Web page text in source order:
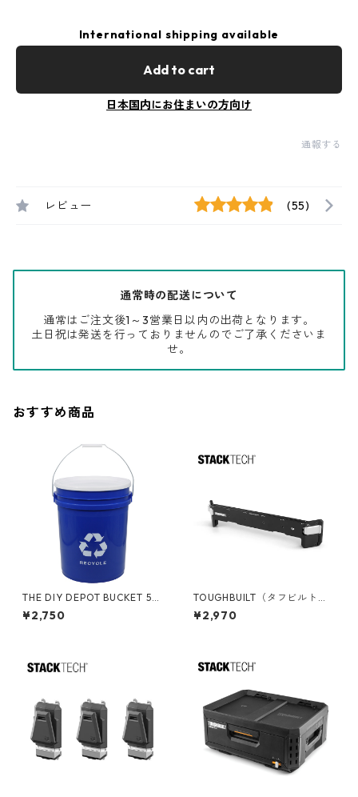
International shipping available
Add to cart
日本国内にお住まいの方向け
通報する
レビュー (55)
通常時の配送について
通常はご注文後1～3営業日以内の出荷となります。
土日祝は発送を行っておりませんのでご了承くださいま
せ。
おすすめ商品
THE DIY DEPOT BUCKET 5ガ
ロンバケツ リサイクル フタ付
き 05GLTDD-RCY
¥2,750
TOUGHBUILT（タフビルト）S
TACK TECH(スタックテック)
サイドバー TB-B1-A-30
¥2,970